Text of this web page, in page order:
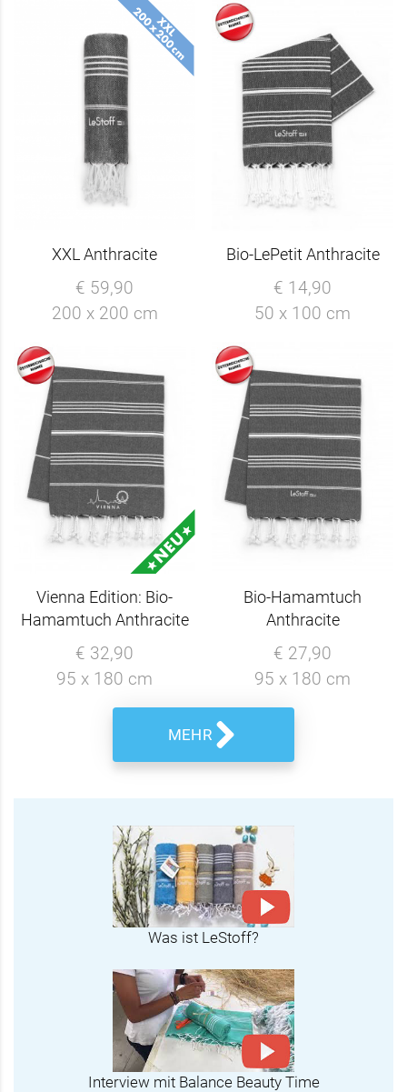
XXL Anthracite
€ 59,90
200 x 200 cm
Bio-LePetit Anthracite
€ 14,90
50 x 100 cm
Vienna Edition: Bio-
Hamamtuch Anthracite
€ 32,90
95 x 180 cm
Bio-Hamamtuch
Anthracite
€ 27,90
95 x 180 cm
MEHR
Was ist LeStoff?
Interview mit Balance Beauty Time